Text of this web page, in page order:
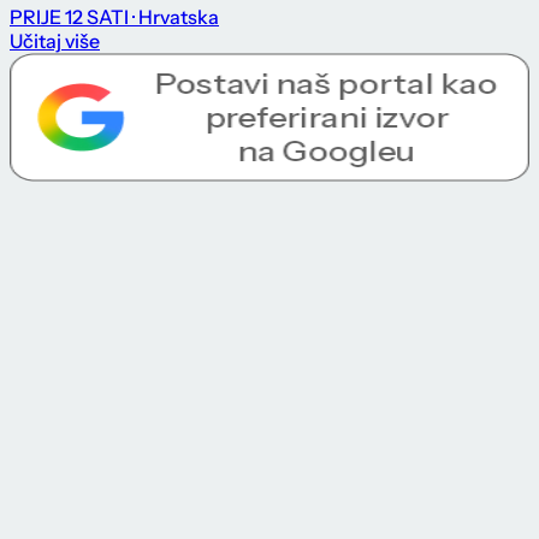
PRIJE 12 SATI · Hrvatska
Učitaj više